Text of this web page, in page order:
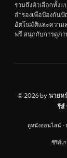
ดูหนังสารคดี
สยองขวัญ
ดูหนังอินเดีย
ดูหนังจีนฮ่องก
ดูหนังฝรั่งเศส
ดูหนังฝรั่งแค
หนังรักโรแมน
อาชญากรรม
รวมถึงตัวเลือกทั้ง
สำรองเพื่อป้องกัน
อัตโนมัติและความ
ฟรี สนุกกับการดูภ
© 2026 byนายห
รีส์
ดูหนังออนไลน์ ·
ซีรีส์เ